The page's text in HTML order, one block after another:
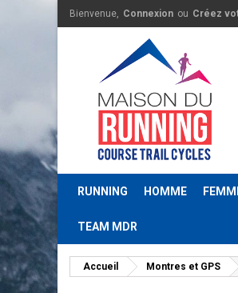
Bienvenue, Connexion ou Créez
RUNNING HOMME
TEAM MDR
Accueil Montres et GPS